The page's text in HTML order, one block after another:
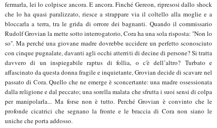
fermarla, lei lo colpisce ancora. E ancora. Finché Gereon, ripresosi dallo shock
che lo ha quasi paralizzato, riesce a strappare via il coltello alla moglie e a
bloccarla a terra, tra le grida di orrore dei bagnanti. Quando il commissario
Rudolf Grovian la mette sotto interrogatorio, Cora ha una sola risposta: ''Non lo
so''. Ma perché una giovane madre dovrebbe uccidere un perfetto sconosciuto
con cinque pugnalate, davanti agli occhi atterriti di decine di persone? Si tratta
davvero di un inspiegabile raptus di follia, o c'è dell’altro? Turbato e
affascinato da questa donna fragile e inquietante, Grovian decide di scavare nel
passato di Cora. Quello che ne emerge è sconcertante: una madre ossessionata
dalla religione e dal peccato; una sorella malata che sfrutta i suoi sensi di colpa
per manipolarla... Ma forse non è tutto. Perché Grovian è convinto che le
profonde cicatrici che segnano la fronte e le braccia di Cora non siano le
uniche che porta addosso.